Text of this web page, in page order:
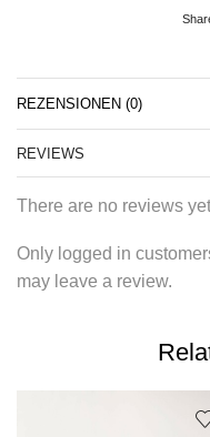
REZENSIONEN (0)
REVIEWS
There are no reviews
Only logged in
may leave a review.